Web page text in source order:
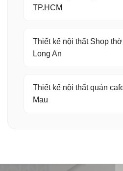
TP.HCM
Thiết kế nội thất Shop
Long An
Thiết kế nội thất quán
Mau